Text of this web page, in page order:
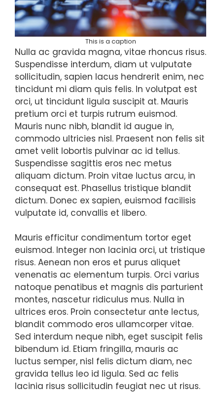
This is a caption
Nulla ac gravida magna, vitae rhoncus risus.
Suspendisse interdum, diam ut vulputate
sollicitudin, sapien lacus hendrerit enim, nec
tincidunt mi diam quis felis. In volutpat est
orci, ut tincidunt ligula suscipit at. Mauris
pretium orci et turpis rutrum euismod.
Mauris nunc nibh, blandit id augue in,
commodo ultricies nisl. Praesent non felis sit
amet velit lobortis pulvinar ac id tellus.
Suspendisse sagittis eros nec metus
aliquam dictum. Proin vitae luctus arcu, in
consequat est. Phasellus tristique blandit
dictum. Donec ex sapien, euismod facilisis
vulputate id, convallis et libero.
Mauris efficitur condimentum tortor eget
euismod. Integer non lacinia orci, ut tristique
risus. Aenean non eros et purus aliquet
venenatis ac elementum turpis. Orci varius
natoque penatibus et magnis dis parturient
montes, nascetur ridiculus mus. Nulla in
ultrices eros. Proin consectetur ante lectus,
blandit commodo eros ullamcorper vitae.
Sed interdum neque nibh, eget suscipit felis
bibendum id. Etiam fringilla, mauris ac
luctus semper, nisl felis dictum diam, nec
gravida tellus leo id ligula. Sed ac felis
lacinia risus sollicitudin feugiat nec ut risus.